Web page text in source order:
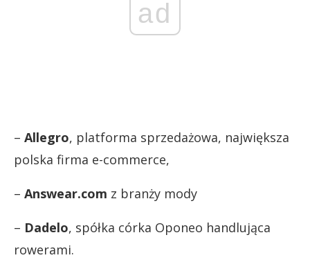
ad
– Allegro, platforma sprzedażowa, największa
polska firma e-commerce,
– Answear.com z branży mody
– Dadelo, spółka córka Oponeo handlująca
rowerami.